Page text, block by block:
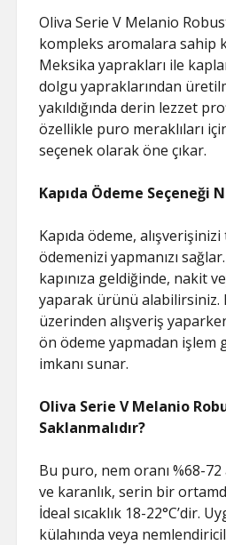
Oliva Serie V Melanio
kompleks aromalara sahip
Meksika yaprakları ile
dolgu yapraklarından
yakıldığında derin lezzet
özellikle puro meraklıları
seçenek olarak öne çıkar.
Kapıda Ödeme Seçeneği
Kapıda ödeme,
ödemenizi yapmanızı
kapınıza geldiğinde, nakit
yaparak ürünü
üzerinden alışveriş
ön ödeme yapmadan işlem
imkanı sunar.
Oliva Serie V Melanio
Saklanmalıdır?
Bu puro, nem oranı %68-72
ve karanlık, serin bir
İdeal sıcaklık 18-22°C’dir.
külahında veya